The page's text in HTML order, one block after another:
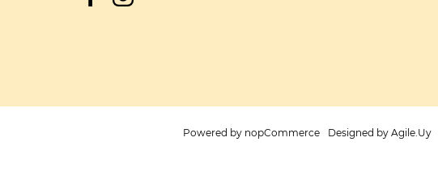
Powered by nopCommerce Designed by Agile.Uy